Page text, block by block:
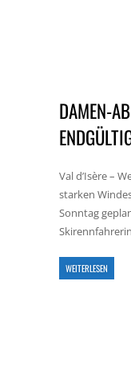
DAMEN-
Val d’Isère –
starken
Sonntag
WEITERLESEN